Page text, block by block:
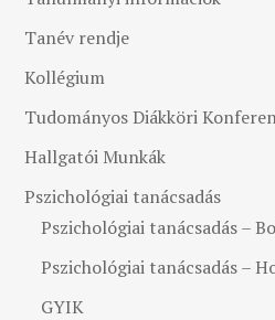
Tanév rendje
Kollégium
Tudományos Diákköri
Hallgatói Munkák
Pszichológiai tanácsadás
Pszichológiai tanácsadás –
Pszichológiai tanácsadás –
GYIK